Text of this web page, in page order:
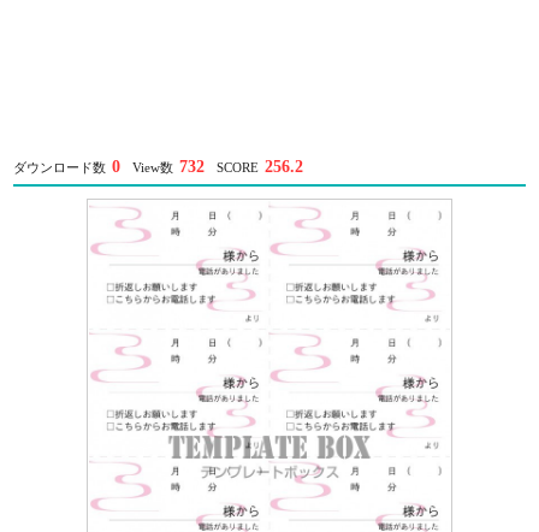
ダウンロード数 0 View数 732 SCORE 256.2